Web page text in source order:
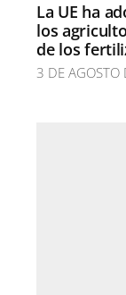
La UE ha
los
de los
3 DE